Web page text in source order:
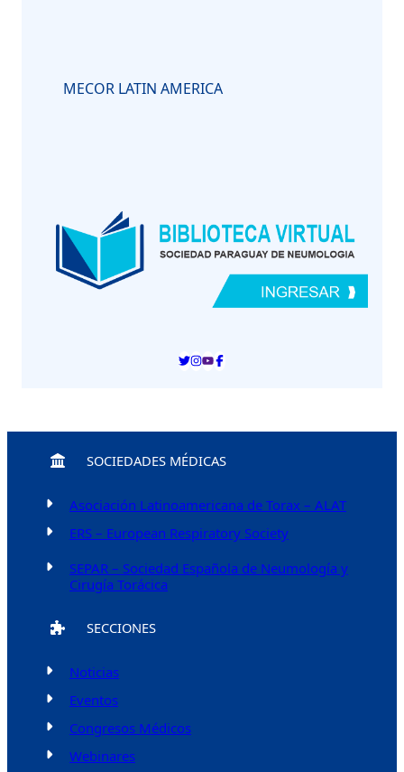
MECOR LATIN AMERICA
SOCIEDADES MÉDICAS
Asociación Latinoamericana de Torax – ALAT
ERS – European Respiratory Society
SEPAR – Sociedad Española de Neumología y
Cirugía Torácica
SECCIONES
Noticias
Eventos
Congresos Médicos
Webinares